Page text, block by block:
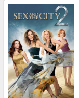
B2B
Kino
Klubs